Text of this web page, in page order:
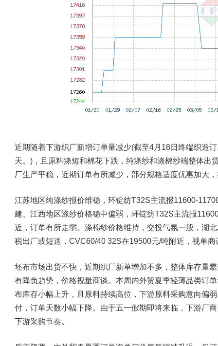
近期随着下游织厂新增订单量减少(截至4月18日终端织造
天。)，且原料涤短和棉花下跌，纯涤纱和涤棉纱端整体出
厂生产平稳，近期订单有所减少，部分规格适度优惠加大
江苏地区纯涤纱报价维稳，环锭纺T32S主流报11600-
建、江西地区涤纱价格稳中偏弱，环锭纺T32S主流报
近，订单有所走弱。涤棉纱价格维持，交投气氛一般，湖
税出厂或短送，CVC60/40 32S在19500元/吨附近，视单商
坯布市场出货不快，近期织厂新单增加不多，整体库存量
有降负趋势，价格视量商谈。本周内外贸夏季轻薄品类订
布库存小幅上升，且原料持续高位，下游原料采购意向偏
付，订单天数小幅下降。由于五一假期即将来临，下游厂
下游采购节奏。